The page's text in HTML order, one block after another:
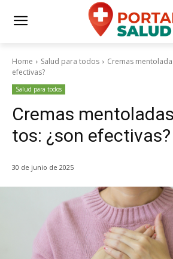
Home Salud para todos
Cremas
efectivas?
Salud para todos
Cremas
tos: ¿son efectivas?
30 de junio de 2025